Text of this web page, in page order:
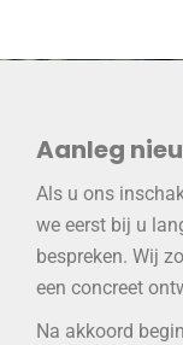
Aanleg
Als u ons
we eerst bij u
bespreken. Wij
een concreet
Na akkoord